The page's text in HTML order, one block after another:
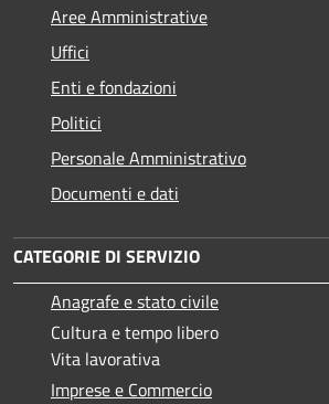
Aree Amministrative
Uffici
Enti e fondazioni
Politici
Personale Amministrativo
Documenti e dati
CATEGORIE DI SERVIZIO
Anagrafe e stato civile
Cultura e tempo libero
Vita lavorativa
Imprese e Commercio